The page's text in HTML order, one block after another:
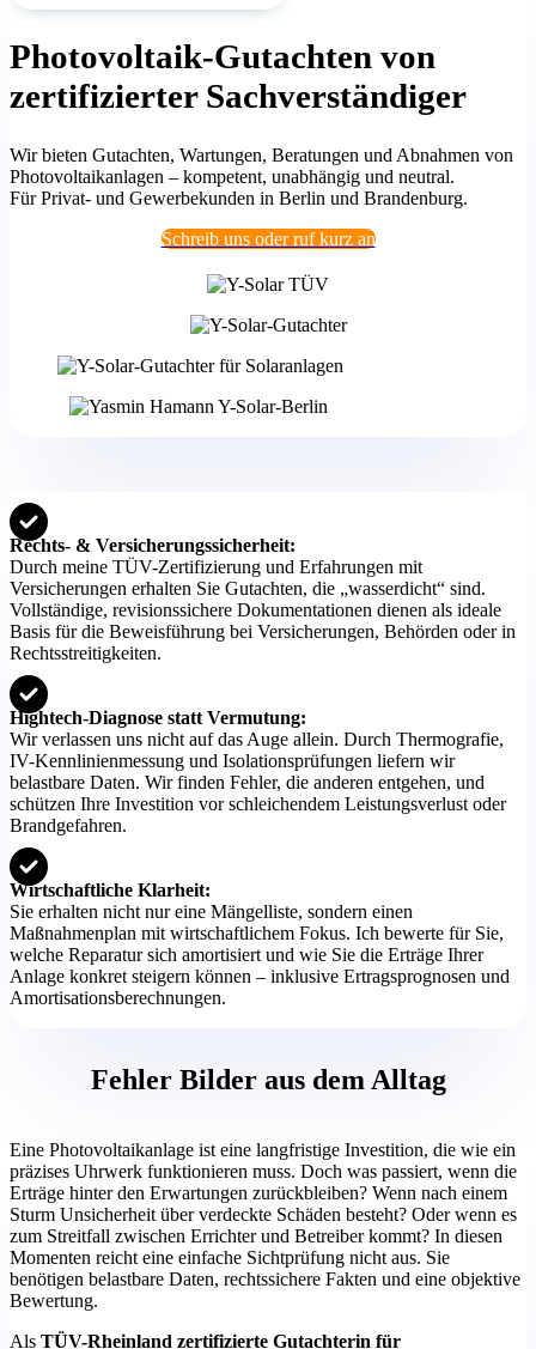
Photovoltaik-Gutachten von
zertifizierter Sachverständiger
Wir bieten Gutachten, Wartungen, Beratungen und Abnahmen von
Photovoltaikanlagen – kompetent, unabhängig und neutral.
Für Privat- und Gewerbekunden in Berlin und Brandenburg.
Schreib uns oder ruf kurz an
Rechts- & Versicherungssicherheit:
Durch meine TÜV-Zertifizierung und Erfahrungen mit
Versicherungen erhalten Sie Gutachten, die „wasserdicht“ sind.
Vollständige, revisionssichere Dokumentationen dienen als ideale
Basis für die Beweisführung bei Versicherungen, Behörden oder in
Rechtsstreitigkeiten.
Hightech-Diagnose statt Vermutung:
Wir verlassen uns nicht auf das Auge allein. Durch Thermografie,
IV-Kennlinienmessung und Isolationsprüfungen liefern wir
belastbare Daten. Wir finden Fehler, die anderen entgehen, und
schützen Ihre Investition vor schleichendem Leistungsverlust oder
Brandgefahren.
Wirtschaftliche Klarheit:
Sie erhalten nicht nur eine Mängelliste, sondern einen
Maßnahmenplan mit wirtschaftlichem Fokus. Ich bewerte für Sie,
welche Reparatur sich amortisiert und wie Sie die Erträge Ihrer
Anlage konkret steigern können – inklusive Ertragsprognosen und
Amortisationsberechnungen.
Fehler Bilder aus dem Alltag
Eine Photovoltaikanlage ist eine langfristige Investition, die wie ein
präzises Uhrwerk funktionieren muss. Doch was passiert, wenn die
Erträge hinter den Erwartungen zurückbleiben? Wenn nach einem
Sturm Unsicherheit über verdeckte Schäden besteht? Oder wenn es
zum Streitfall zwischen Errichter und Betreiber kommt? In diesen
Momenten reicht eine einfache Sichtprüfung nicht aus. Sie
benötigen belastbare Daten, rechtssichere Fakten und eine objektive
Bewertung.
Als TÜV-Rheinland zertifizierte Gutachterin für